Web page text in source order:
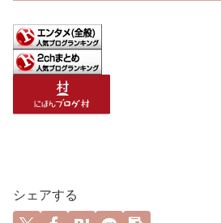
シェアする